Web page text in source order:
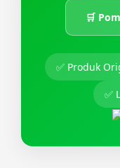
🛒
✅ Produk
✅